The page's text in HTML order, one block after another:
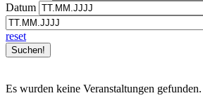
Datum
reset
Es wurden keine Veranstaltungen gefunden.